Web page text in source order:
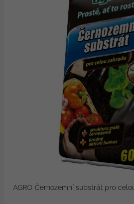
AGRO Černozemní substrát pro